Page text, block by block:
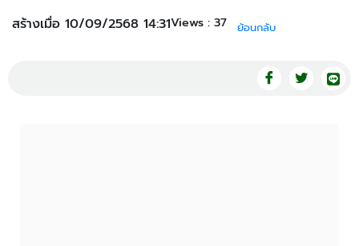
สร้างเมื่อ 10/09/2568 14:31Views : 37 ย้อนกลับ